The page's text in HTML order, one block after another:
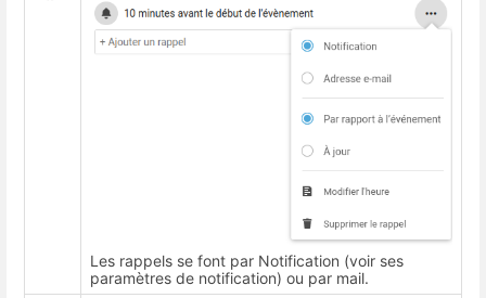
Les rappels se font par Notification (voir ses
paramètres de notification) ou par mail.